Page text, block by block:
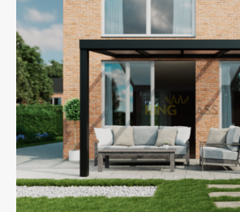
Afhalen
Montage
Betaalmethoden
Garantie
Veelgestelde vragen
Deutsch